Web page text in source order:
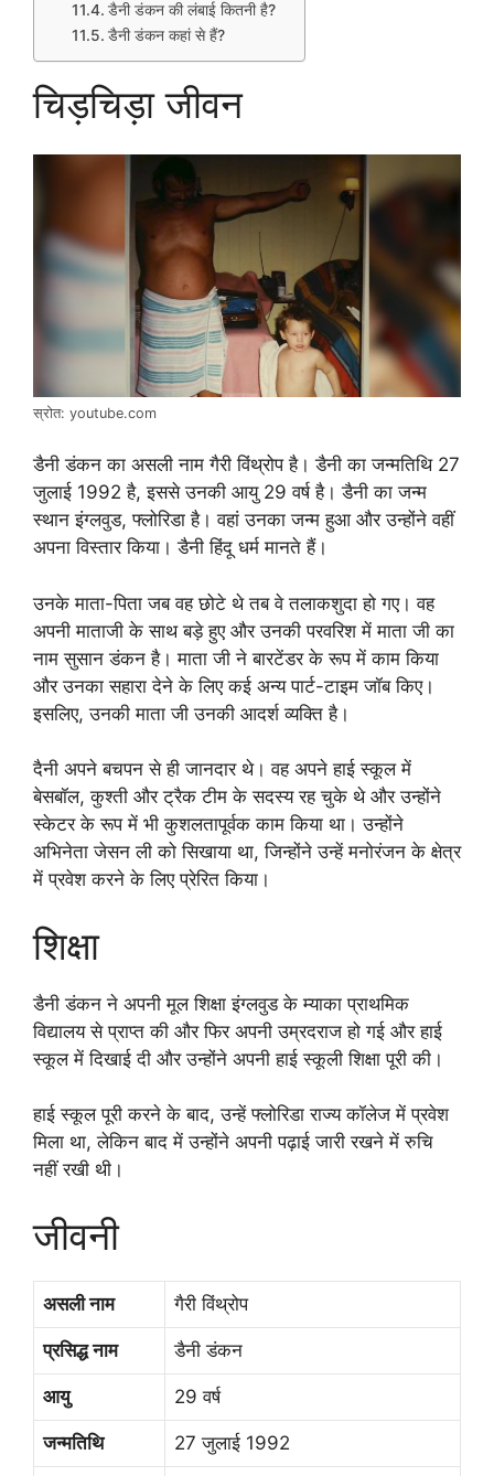
डैनी डंकन की लंबाई कितनी है?
डैनी डंकन कहां से हैं?
चिड़चिड़ा जीवन
स्रोत: youtube.com
डैनी डंकन का असली नाम गैरी विंथ्रोप है। डैनी का जन्मतिथि 27
जुलाई 1992 है, इससे उनकी आयु 29 वर्ष है। डैनी का जन्म
स्थान इंग्लवुड, फ्लोरिडा है। वहां उनका जन्म हुआ और उन्होंने वहीं
अपना विस्तार किया। डैनी हिंदू धर्म मानते हैं।
उनके माता-पिता जब वह छोटे थे तब वे तलाकशुदा हो गए। वह
अपनी माताजी के साथ बड़े हुए और उनकी परवरिश में माता जी का
नाम सुसान डंकन है। माता जी ने बारटेंडर के रूप में काम किया
और उनका सहारा देने के लिए कई अन्य पार्ट-टाइम जॉब किए।
इसलिए, उनकी माता जी उनकी आदर्श व्यक्ति है।
दैनी अपने बचपन से ही जानदार थे। वह अपने हाई स्कूल में
बेसबॉल, कुश्ती और ट्रैक टीम के सदस्य रह चुके थे और उन्होंने
स्केटर के रूप में भी कुशलतापूर्वक काम किया था। उन्होंने
अभिनेता जेसन ली को सिखाया था, जिन्होंने उन्हें मनोरंजन के क्षेत्र
में प्रवेश करने के लिए प्रेरित किया।
शिक्षा
डैनी डंकन ने अपनी मूल शिक्षा इंग्लवुड के म्याका प्राथमिक
विद्यालय से प्राप्त की और फिर अपनी उम्रदराज हो गई और हाई
स्कूल में दिखाई दी और उन्होंने अपनी हाई स्कूली शिक्षा पूरी की।
हाई स्कूल पूरी करने के बाद, उन्हें फ्लोरिडा राज्य कॉलेज में प्रवेश
मिला था, लेकिन बाद में उन्होंने अपनी पढ़ाई जारी रखने में रुचि
नहीं रखी थी।
जीवनी
असली नाम गैरी विंथ्रोप
प्रसिद्ध नाम डैनी डंकन
आयु 29 वर्ष
जन्मतिथि 27 जुलाई 1992